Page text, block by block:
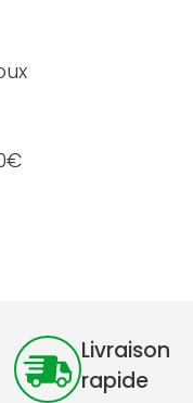
Livraison
rapide